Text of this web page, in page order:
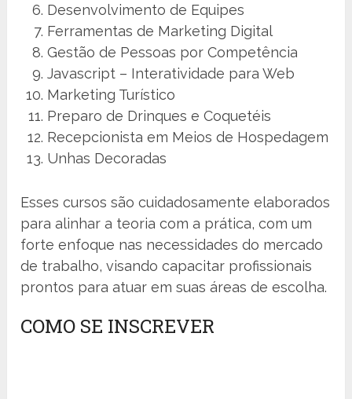
Desenvolvimento de Equipes
Ferramentas de Marketing Digital
Gestão de Pessoas por Competência
Javascript – Interatividade para Web
Marketing Turístico
Preparo de Drinques e Coquetéis
Recepcionista em Meios de Hospedagem
Unhas Decoradas
Esses cursos são cuidadosamente elaborados
para alinhar a teoria com a prática, com um
forte enfoque nas necessidades do mercado
de trabalho, visando capacitar profissionais
prontos para atuar em suas áreas de escolha.
COMO SE INSCREVER